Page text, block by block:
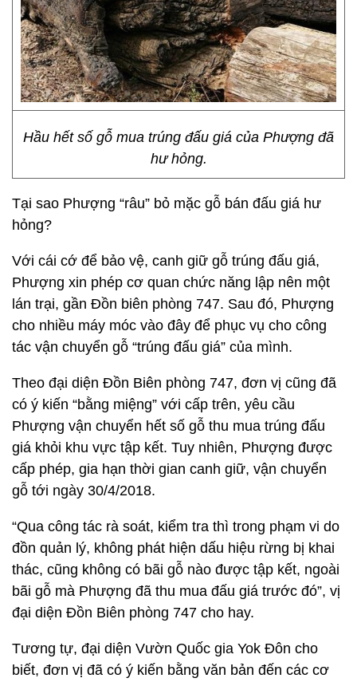
Hầu hết số gỗ mua trúng đấu giá của Phượng đã
hư hỏng.
Tại sao Phượng “râu” bỏ mặc gỗ bán đấu giá hư
hỏng?
Với cái cớ để bảo vệ, canh giữ gỗ trúng đấu giá,
Phượng xin phép cơ quan chức năng lập nên một
lán trại, gần Đồn biên phòng 747. Sau đó, Phượng
cho nhiều máy móc vào đây để phục vụ cho công
tác vận chuyển gỗ “trúng đấu giá” của mình.
Theo đại diện Đồn Biên phòng 747, đơn vị cũng đã
có ý kiến “bằng miệng” với cấp trên, yêu cầu
Phượng vận chuyển hết số gỗ thu mua trúng đấu
giá khỏi khu vực tập kết. Tuy nhiên, Phượng được
cấp phép, gia hạn thời gian canh giữ, vận chuyển
gỗ tới ngày 30/4/2018.
“Qua công tác rà soát, kiểm tra thì trong phạm vi do
đồn quản lý, không phát hiện dấu hiệu rừng bị khai
thác, cũng không có bãi gỗ nào được tập kết, ngoài
bãi gỗ mà Phượng đã thu mua đấu giá trước đó”, vị
đại diện Đồn Biên phòng 747 cho hay.
Tương tự, đại diện Vườn Quốc gia Yok Đôn cho
biết, đơn vị đã có ý kiến bằng văn bản đến các cơ